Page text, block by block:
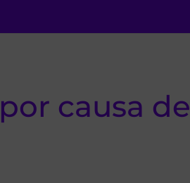
causa de